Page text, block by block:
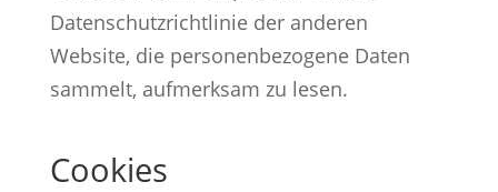
Datenschutzrichtlinie der anderen
Website, die personenbezogene Daten
sammelt, aufmerksam zu lesen.
Cookies